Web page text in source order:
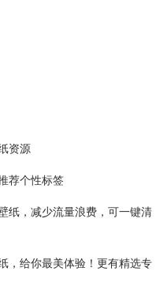
资源
荐个性标签
纸，减少流量浪费，可一键清
，给你最美体验！更有精选专